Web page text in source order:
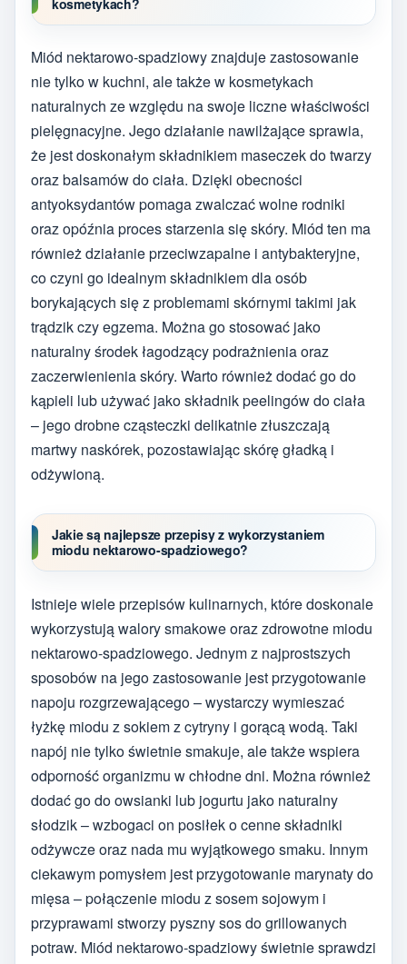
Miód nektarowo-spadziowy znajduje zastosowanie
nie tylko w kuchni, ale także w kosmetykach
naturalnych ze względu na swoje liczne właściwości
pielęgnacyjne. Jego działanie nawilżające sprawia,
że jest doskonałym składnikiem maseczek do twarzy
oraz balsamów do ciała. Dzięki obecności
antyoksydantów pomaga zwalczać wolne rodniki
oraz opóźnia proces starzenia się skóry. Miód ten ma
również działanie przeciwzapalne i antybakteryjne,
co czyni go idealnym składnikiem dla osób
borykających się z problemami skórnymi takimi jak
trądzik czy egzema. Można go stosować jako
naturalny środek łagodzący podrażnienia oraz
zaczerwienienia skóry. Warto również dodać go do
kąpieli lub używać jako składnik peelingów do ciała
– jego drobne cząsteczki delikatnie złuszczają
martwy naskórek, pozostawiając skórę gładką i
odżywioną.
Jakie są najlepsze przepisy z wykorzystaniem
miodu nektarowo-spadziowego?
Istnieje wiele przepisów kulinarnych, które doskonale
wykorzystują walory smakowe oraz zdrowotne miodu
nektarowo-spadziowego. Jednym z najprostszych
sposobów na jego zastosowanie jest przygotowanie
napoju rozgrzewającego – wystarczy wymieszać
łyżkę miodu z sokiem z cytryny i gorącą wodą. Taki
napój nie tylko świetnie smakuje, ale także wspiera
odporność organizmu w chłodne dni. Można również
dodać go do owsianki lub jogurtu jako naturalny
słodzik – wzbogaci on posiłek o cenne składniki
odżywcze oraz nada mu wyjątkowego smaku. Innym
ciekawym pomysłem jest przygotowanie marynaty do
mięsa – połączenie miodu z sosem sojowym i
przyprawami stworzy pyszny sos do grillowanych
potraw. Miód nektarowo-spadziowy świetnie sprawdzi